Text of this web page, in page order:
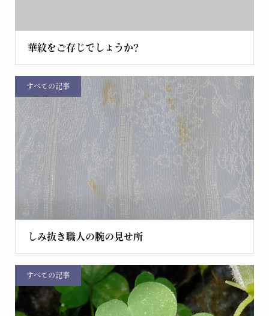
華紋をご存じでしょうか?
しみ抜き職人の腕の見せ所
すべての記事
すべての記事